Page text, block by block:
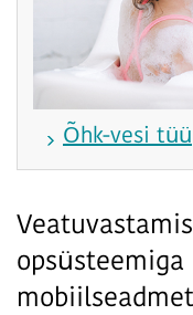
Õhk-vesi
opsüsteemiga